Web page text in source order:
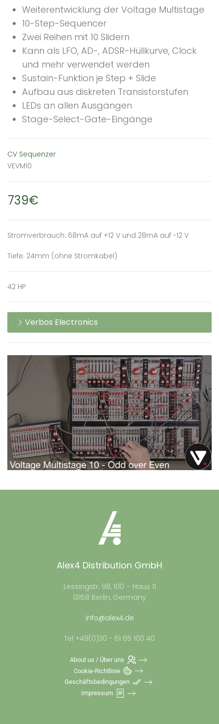
Weiterentwicklung der Voltage Multistage
10-Step-Sequencer
Zwei Reihen mit 10 Slidern
Kann als LFO, AD-, ADSR-Hüllkurve, Clock
und mehr verwendet werden
Sustain-Funktion je Step + Slide
Aufbau aus diskreten Transistorstufen
LEDs an allen Ausgängen
Stage-Select-Gate-Eingänge
CV Sequenzer
VEVM10
739€
Stromverbrauch: 68mA auf +12 V und 28mA auf -12 V
Tiefe: 24mm (ohne Stromkabel)
42 HP
Verbos Electronics
Alex4 Distribution GmbH
Lessingstr. 98, 100 – Haus 11
13158 Berlin, Germany
info@alex4.de
Tel +49(0)30 - 61 65 100 40
About us / Über uns
Cookie-Richtlinie
Geschäftsbedingungen
Impressum